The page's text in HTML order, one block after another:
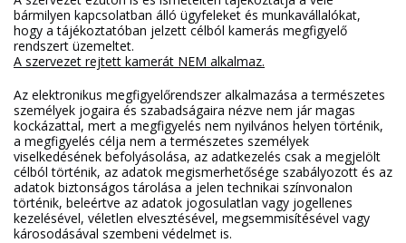
bármilyen kapcsolatban álló ügyfeleket és munkavállalókat,
hogy a tájékoztatóban jelzett célból kamerás megfigyelő
rendszert üzemeltet.
A szervezet rejtett kamerát NEM alkalmaz.
Az elektronikus megfigyelőrendszer alkalmazása a természetes
személyek jogaira és szabadságaira nézve nem jár magas
kockázattal, mert a megfigyelés nem nyilvános helyen történik,
a megfigyelés célja nem a természetes személyek
viselkedésének befolyásolása, az adatkezelés csak a megjelölt
célból történik, az adatok megismerhetősége szabályozott és az
adatok biztonságos tárolása a jelen technikai színvonalon
történik, beleértve az adatok jogosulatlan vagy jogellenes
kezelésével, véletlen elvesztésével, megsemmisítésével vagy
károsodásával szembeni védelmet is.